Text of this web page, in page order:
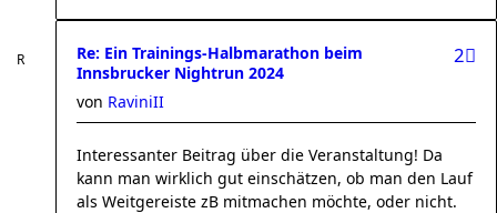
Re: Ein Trainings-Halbmarathon beim
Innsbrucker Nightrun 2024
2
von RaviniII
Interessanter Beitrag über die Veranstaltung! Da
kann man wirklich gut einschätzen, ob man den Lauf
als Weitgereiste zB mitmachen möchte, oder nicht.